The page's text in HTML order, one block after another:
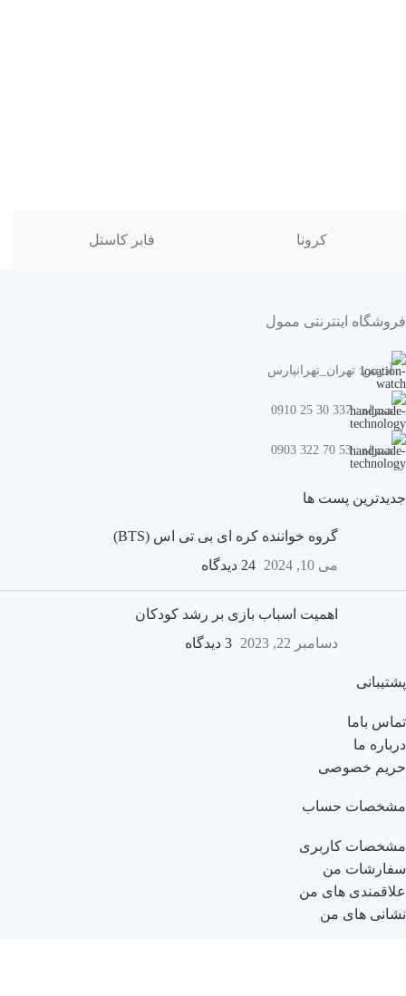
کرونا فابر کاستل
فروشگاه اینترنتی ممول
آدرس: تهران_تهرانپارس
همراه : 337 30 25 0910
همراه : 53 70 322 0903
جدیدترین پست ها
گروه خواننده کره ای بی تی اس (BTS)
می 10, 2024
24 دیدگاه
اهمیت اسباب بازی بر رشد کودکان
دسامبر 22, 2023
3 دیدگاه
پشتیبانی
تماس باما
درباره ما
حریم خصوصی
مشخصات حساب
مشخصات کاربری
سفارشات من
علاقمندی های من
نشانی های من